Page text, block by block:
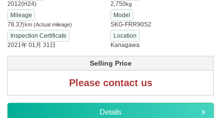
2012(H24)
2,750kg
Mileage
78.3万km (Actual mileage)
Model
SKG-FRR90S2
Inspection Certificate
2021年 01月 31日
Location
Kanagawa
Selling Price
Please contact us
Details